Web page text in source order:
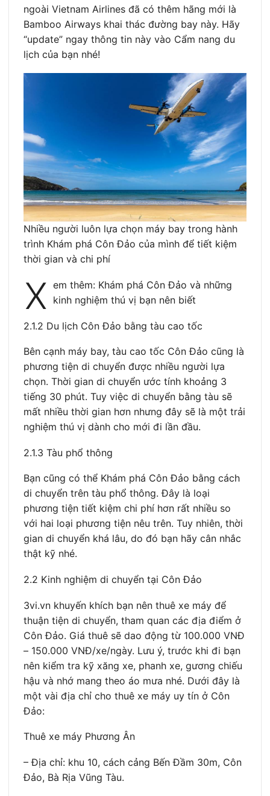
ngoài Vietnam Airlines đã có thêm hãng mới là
Bamboo Airways khai thác đường bay này. Hãy
“update” ngay thông tin này vào Cẩm nang du
lịch của bạn nhé!
Nhiều người luôn lựa chọn máy bay trong hành
trình Khám phá Côn Đảo của mình để tiết kiệm
thời gian và chi phí
X em thêm: Khám phá Côn Đảo và những
kinh nghiệm thú vị bạn nên biết
2.1.2 Du lịch Côn Đảo bằng tàu cao tốc
Bên cạnh máy bay, tàu cao tốc Côn Đảo cũng là
phương tiện di chuyển được nhiều người lựa
chọn. Thời gian di chuyển ước tính khoảng 3
tiếng 30 phút. Tuy việc di chuyển bằng tàu sẽ
mất nhiều thời gian hơn nhưng đây sẽ là một trải
nghiệm thú vị dành cho mới đi lần đầu.
2.1.3 Tàu phổ thông
Bạn cũng có thể Khám phá Côn Đảo bằng cách
di chuyển trên tàu phổ thông. Đây là loại
phương tiện tiết kiệm chi phí hơn rất nhiều so
với hai loại phương tiện nêu trên. Tuy nhiên, thời
gian di chuyển khá lâu, do đó bạn hãy cân nhắc
thật kỹ nhé.
2.2 Kinh nghiệm di chuyển tại Côn Đảo
3vi.vn khuyến khích bạn nên thuê xe máy để
thuận tiện di chuyển, tham quan các địa điểm ở
Côn Đảo. Giá thuê sẽ dao động từ 100.000 VNĐ
– 150.000 VNĐ/xe/ngày. Lưu ý, trước khi đi bạn
nên kiểm tra kỹ xăng xe, phanh xe, gương chiếu
hậu và nhớ mang theo áo mưa nhé. Dưới đây là
một vài địa chỉ cho thuê xe máy uy tín ở Côn
Đảo:
Thuê xe máy Phương Ân
– Địa chỉ: khu 10, cách cảng Bến Đầm 30m, Côn
Đảo, Bà Rịa Vũng Tàu.